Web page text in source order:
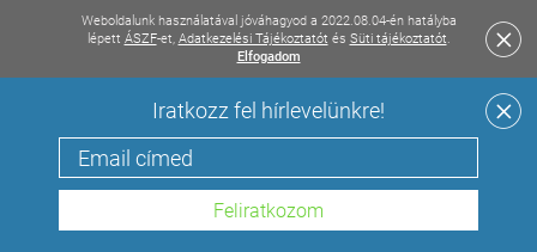
Weboldalunk használatával jóváhagyod a 2022.08.04-én hatályba
lépett ÁSZF-et, Adatkezelési Tájékoztatót és Süti tájékoztatót.
Elfogadom
Iratkozz fel hírlevelünkre!